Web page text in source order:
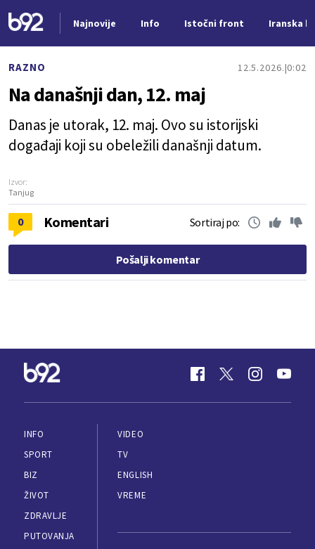
Najnovije Info Istočni front Iranska
RAZNO 12.5.2026. 0:02
Na današnji dan, 12. maj
Danas je utorak, 12. maj. Ovo su istorijski
događaji koji su obeležili današnji datum.
Izvor:
Tanjug
0 Komentari Sortiraj po:
Pošalji komentar
INFO
SPORT
BIZ
ŽIVOT
ZDRAVLJE
PUTOVANJA
VIDEO
TV
ENGLISH
VREME